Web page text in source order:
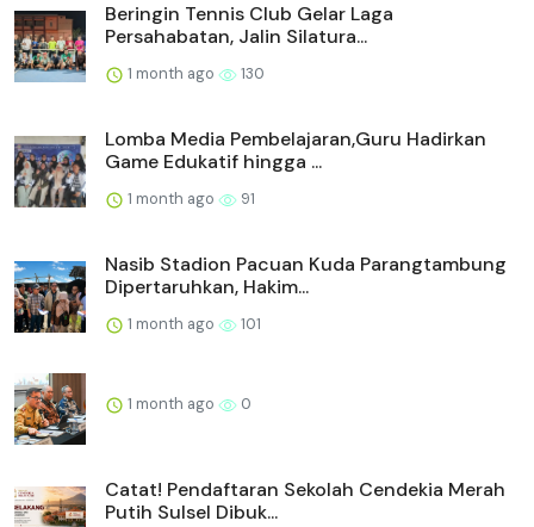
Beringin Tennis Club Gelar Laga
Persahabatan, Jalin Silatura...
1 month ago 130
Lomba Media Pembelajaran,Guru Hadirkan
Game Edukatif hingga ...
1 month ago 91
Nasib Stadion Pacuan Kuda Parangtambung
Dipertaruhkan, Hakim...
1 month ago 101
1 month ago 0
Catat! Pendaftaran Sekolah Cendekia Merah
Putih Sulsel Dibuk...